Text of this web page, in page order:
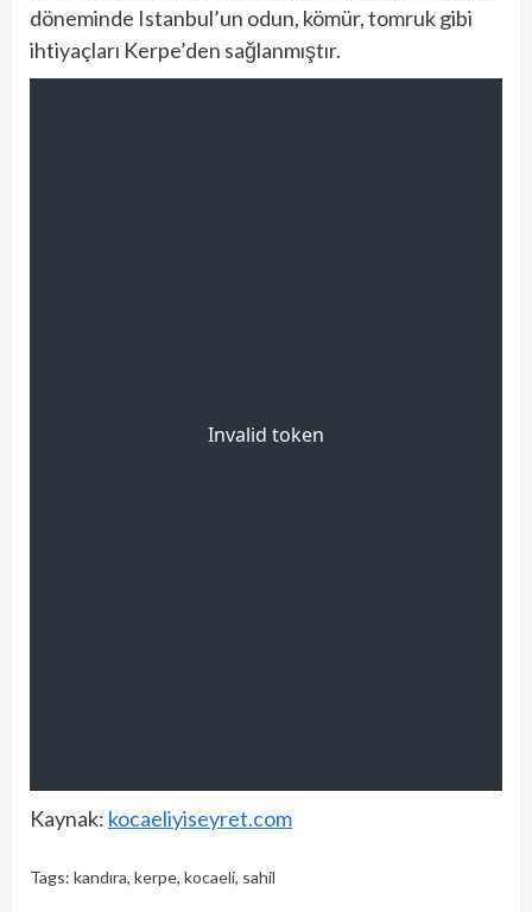
döneminde Istanbul’un odun, kömür, tomruk gibi
ihtiyaçları Kerpe’den sağlanmıştır.
Kaynak: kocaeliyiseyret.com
Tags: kandıra, kerpe, kocaeli, sahil